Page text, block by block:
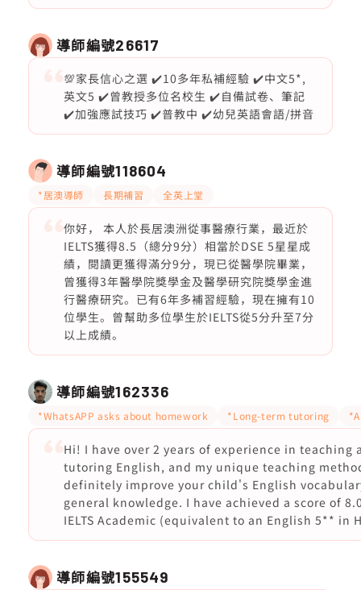
導師編號26617
💯家長信心之選 ✔️10多年私補經驗 ✔️中文5*,
英文5 ✔️曾教授多位名校生 ✔️自備試卷、筆記
✔️加強應試技巧 ✔️普教中 ✔️幼兒英語會語/拼音
導師編號118604
*居澳導師 長期補習 全英上堂
你好， 本人於長居澳洲從事醫療行業，最近於
IELTS獲得8.5（總分9分）相當於DSE 5星星成
績，閱讀更獲得滿分9分，現已從醫學院畢業，
曾獲得3年醫學院獎學金及醫學研究院獎學金進
行醫療研究。已有6年多補習經驗，現在擁有10
位學生。曾幫助多位學生於IELTS從5分升至7分
以上成績。
導師編號162336
*WhatsAPP asks about homework *Long-term tutoring
Hi! I have over 2 years of experience in teaching
tutoring English, and my unique teaching
definitely improve your child's English
general knowledge. I have achieved a score of
IELTS Academic (equivalent to an English 5** in
導師編號155549